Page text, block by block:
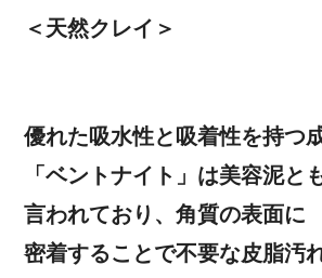
＜天然クレイ＞
優れた吸水性と吸着性を持つ
「ベントナイト」は美容泥と
言われており、角質の表面に
密着することで不要な皮脂汚